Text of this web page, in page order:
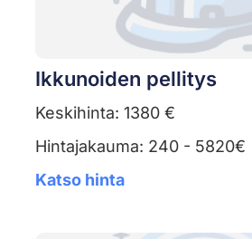
Ikkunoiden pellitys
Keskihinta: 1380 €
Hintajakauma: 240 - 5820€
Katso hinta